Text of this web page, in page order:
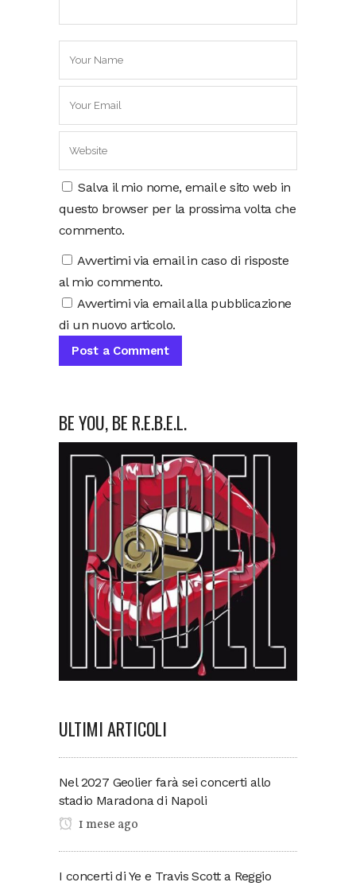
Salva il mio nome, email e sito web in
questo browser per la prossima volta che
commento.
Avvertimi via email in caso di risposte
al mio commento.
Avvertimi via email alla pubblicazione
di un nuovo articolo.
BE YOU, BE R.E.B.E.L.
ULTIMI ARTICOLI
Nel 2027 Geolier farà sei concerti allo
stadio Maradona di Napoli
1 mese ago
I concerti di Ye e Travis Scott a Reggio